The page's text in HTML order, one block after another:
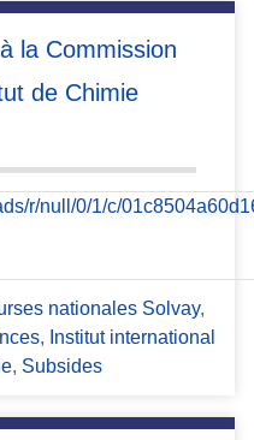
la Commission
de Chimie
nationales Solvay,
, Institut international
, Subsides